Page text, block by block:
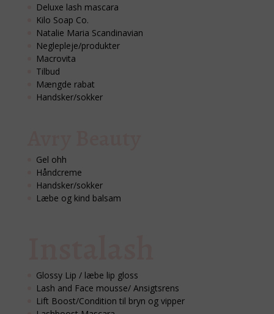
Deluxe lash mascara
Kilo Soap Co.
Natalie Maria Scandinavian
Neglepleje/produkter
Macrovita
Tilbud
Mængde rabat
Handsker/sokker
Gel ohh
Håndcreme
Handsker/sokker
Læbe og kind balsam
Glossy Lip / læbe lip gloss
Lash and Face mousse/ Ansigtsrens
Lift Boost/Condition til bryn og vipper